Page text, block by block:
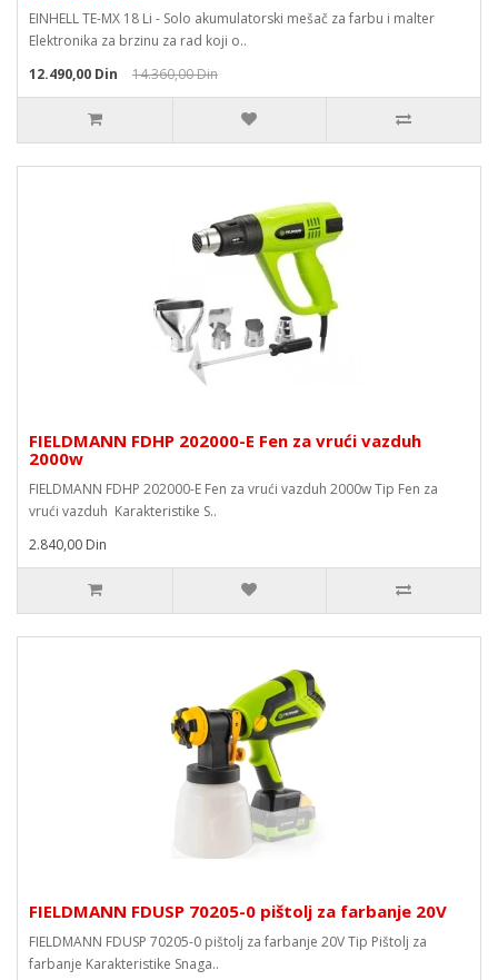
EINHELL TE-MX 18 Li - Solo akumulatorski mešač za farbu i malter
Elektronika za brzinu za rad koji o..
12.490,00 Din
14.360,00 Din
FIELDMANN FDHP 202000-E Fen za vrući vazduh
2000w
FIELDMANN FDHP 202000-E Fen za vrući vazduh 2000w Tip Fen za
vrući vazduh Karakteristike S..
2.840,00 Din
FIELDMANN FDUSP 70205-0 pištolj za farbanje 20V
FIELDMANN FDUSP 70205-0 pištolj za farbanje 20V Tip Pištolj za
farbanje Karakteristike Snaga..